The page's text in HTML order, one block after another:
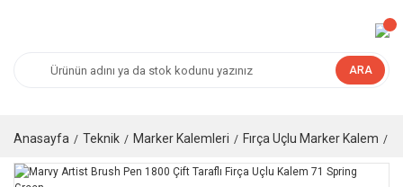
ARA
Anasayfa Teknik Marker Kalemleri Fırça Uçlu Marker Kalem